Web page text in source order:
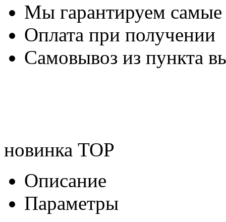
Мы гарантируем
Оплата при получении
Самовывоз из пункта
новинка TOP
Описание
Параметры